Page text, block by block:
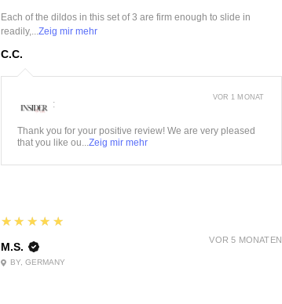
Each of the dildos in this set of 3 are firm enough to slide in
readily,...Zeig mir mehr
C.C.
:
Thank you for your positive review! We are very pleased
that you like ou...Zeig mir mehr
VOR 1 MONAT
VOR 5 MONATEN
5
★★★★★
M.S.
BY, GERMANY